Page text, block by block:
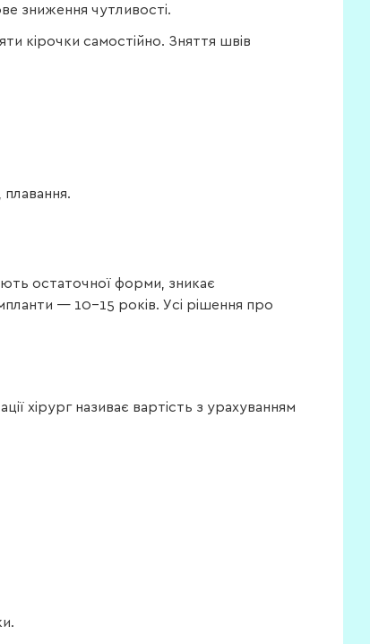
зниження чутливості.
кірочки самостійно. Зняття швів
остаточної форми, зникає
— 10–15 років. Усі рішення про
хірург називає вартість з урахуванням